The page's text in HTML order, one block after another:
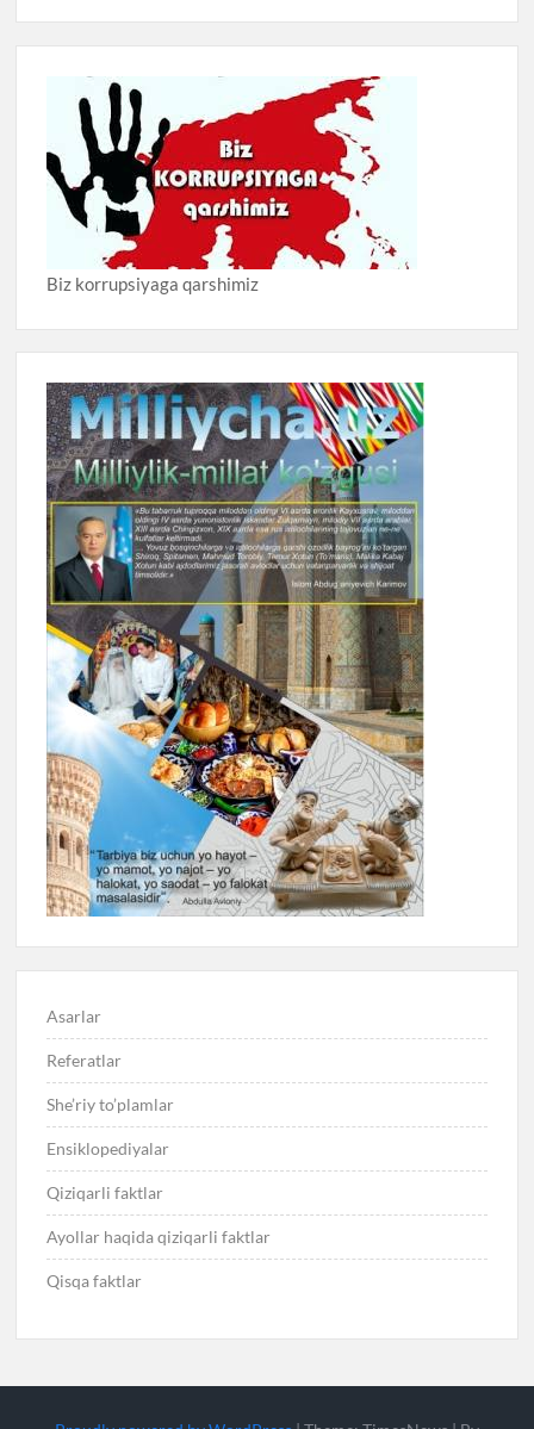
Biz korrupsiyaga qarshimiz
Asarlar
Referatlar
She’riy to’plamlar
Ensiklopediyalar
Qiziqarli faktlar
Ayollar haqida qiziqarli faktlar
Qisqa faktlar